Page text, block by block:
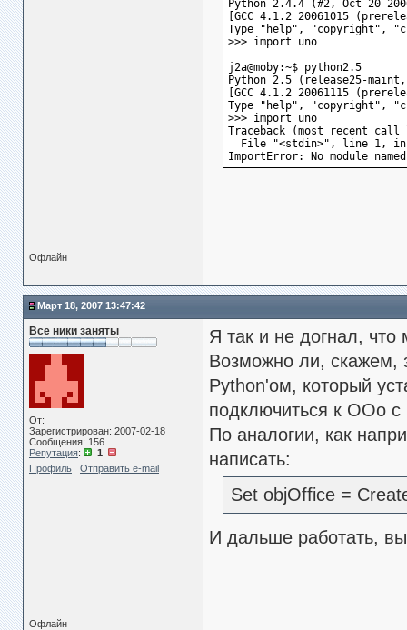
Python 2.4.4 (#2, Oct 20
[GCC 4.1.2 20061015
Type "help", "copyright",
>>> import uno
j2a@moby:~$ python2.5
Python 2.5 (release25-
[GCC 4.1.2 20061115
Type "help", "copyright",
>>> import uno
Traceback (most recent
File "<stdin>", line 1,
ImportError: No module
Офлайн
Март 18, 2007 13:47:42
Все ники заняты
От:
Зарегистрирован: 2007-02-18
Сообщения: 156
Репутация:
1
Профиль
Отправить e-mail
Я так и не догнал,
Возможно ли, скажем,
Python'ом, который
подключиться к OOo
По аналогии, как
написать:
Set objOffice =
И дальше работать,
Офлайн